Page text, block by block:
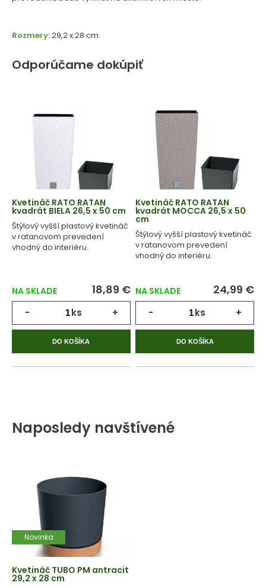
Rozmery:29,2 x 28 cm.
Odporúčame dokúpiť
Kvetináč RATO RATAN
kvadrát BIELA 26,5 x 50 cm
Štýlový vyšší plastový kvetináč
v ratanovom prevedení
vhodný do interiéru.
NA SKLADE 18,89 €
- ks +
DO KOŠÍKA
Kvetináč RATO RATAN
kvadrát MOCCA 26,5 x 50
cm
Štýlový vyšší plastový kvetináč
v ratanovom prevedení
vhodný do interiéru.
NA SKLADE 24,99 €
- ks +
DO KOŠÍKA
Naposledy navštívené
Novinka
Kvetináč TUBO PM antracit
29,2 x 28 cm